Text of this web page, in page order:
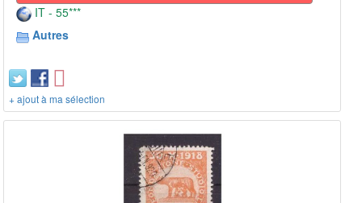
IT - 55***
Autres
+ ajout à ma sélection